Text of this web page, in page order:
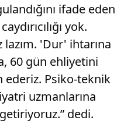
ifade eden
yok.
'Dur' ihtarına
60 gün ehliyetini
ederiz. Psiko-teknik
uzmanlarına
dedi.